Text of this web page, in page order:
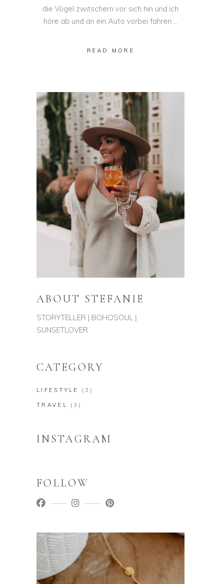
die Vögel zwitschern vor sich hin und ich
höre ab und an ein Auto vorbei fahren
READ MORE
ABOUT STEFANIE
STORYTELLER | BOHOSOUL |
SUNSETLOVER
CATEGORY
LIFESTYLE (3)
TRAVEL (3)
INSTAGRAM
FOLLOW